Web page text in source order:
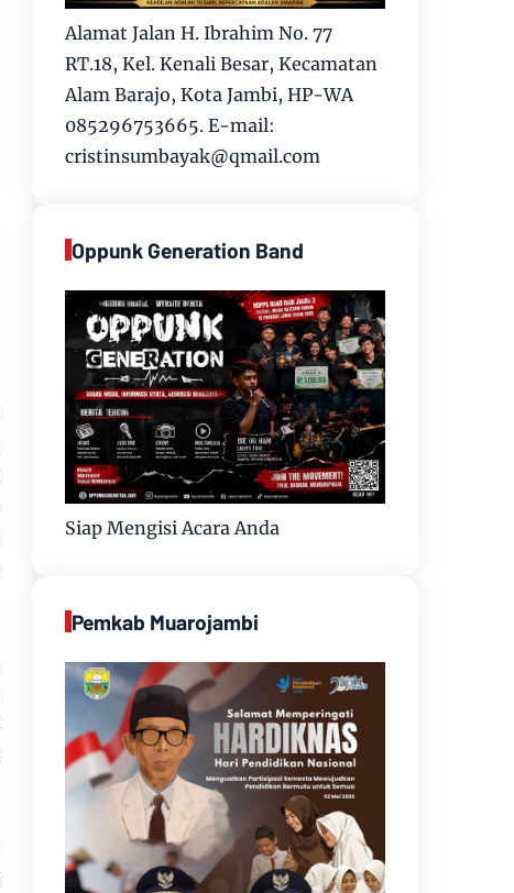
Alamat Jalan H. Ibrahim No. 77
RT.18, Kel. Kenali Besar, Kecamatan
Alam Barajo, Kota Jambi, HP-WA
085296753665. E-mail:
cristinsumbayak@qmail.com
Oppunk Generation Band
Siap Mengisi Acara Anda
Pemkab Muarojambi